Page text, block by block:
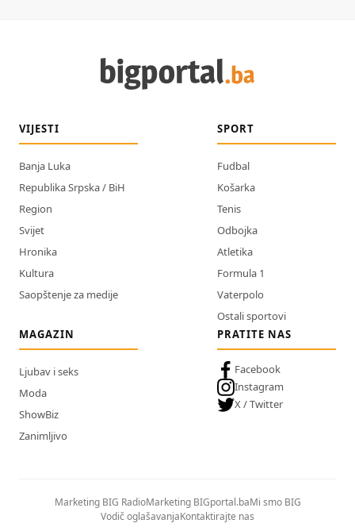
VIJESTI
Banja Luka
Republika Srpska / BiH
Region
Svijet
Hronika
Kultura
Saopštenje za medije
SPORT
Fudbal
Košarka
Tenis
Odbojka
Atletika
Formula 1
Vaterpolo
Ostali sportovi
MAGAZIN
Ljubav i seks
Moda
ShowBiz
Zanimljivo
PRATITE NAS
Facebook
Instagram
X / Twitter
Marketing BIG RadioMarketing BIGportal.baMi smo BIG
Vodič oglašavanjaKontaktirajte nas